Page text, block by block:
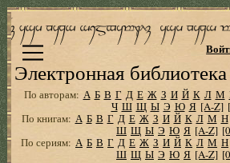
Электронная
По авторам: А Б В Г Д Е Ж З И Й К Л М
Ч Ш Щ Ы Э Ю Я [A-Z]
По книгам: А Б В Г Д Е Ж З И Й К Л М Н
Ш Щ Ы Э Ю Я [A-Z]
По сериям: А Б В Г Д Е Ж З И Й К Л М Н
Ш Щ Ы Э Ю Я [A-Z]